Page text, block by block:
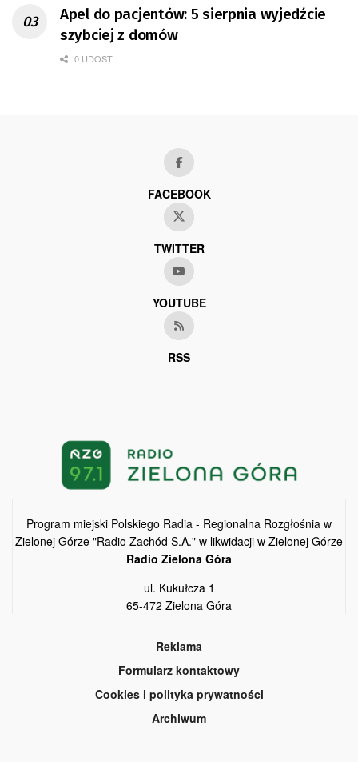
Apel do pacjentów: 5 sierpnia wyjedźcie
szybciej z domów
0 UDOST.
FACEBOOK
TWITTER
YOUTUBE
RSS
Program miejski Polskiego Radia - Regionalna Rozgłośnia w
Zielonej Górze "Radio Zachód S.A." w likwidacji w Zielonej Górze
Radio Zielona Góra
ul. Kukułcza 1
65-472 Zielona Góra
Reklama
Formularz kontaktowy
Cookies i polityka prywatności
Archiwum